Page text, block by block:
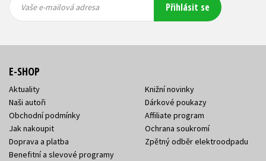
mailová
mailová
Vaše e-mailová adresa Přihlásit se
E-SHOP
Aktuality
Naši autoři
Obchodní podmínky
Jak nakoupit
Doprava a platba
Benefitní a slevové programy
Knižní novinky
Dárkové poukazy
Affiliate program
Ochrana soukromí
Zpětný odběr elektroodpadu